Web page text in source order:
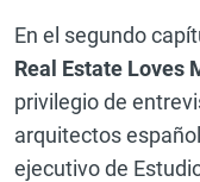
En el segundo
Real Estate Loves
privilegio de
arquitectos
ejecutivo de